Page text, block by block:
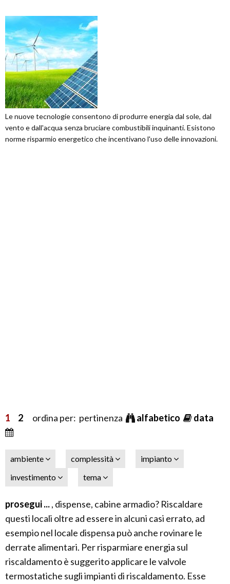
Le nuove tecnologie consentono di produrre energia dal sole, dal
vento e dall'acqua senza bruciare combustibili inquinanti. Esistono
norme risparmio energetico che incentivano l'uso delle innovazioni.
1 2 ordina per: pertinenza alfabetico data
ambiente complessità
impianto
investimento
tema
prosegui ..., dispense, cabine armadio? Riscaldare
questi locali oltre ad essere in alcuni casi errato, ad
esempio nel locale dispensa può anche rovinare le
derrate alimentari. Per risparmiare energia sul
riscaldamento è suggerito applicare le valvole
termostatiche sugli impianti di riscaldamento. Esse